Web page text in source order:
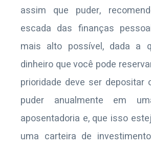
assim que puder,
escada das finanças
mais alto possível, dada a
dinheiro que você pode
prioridade deve ser depositar
puder anualmente em
aposentadoria e, que isso
uma carteira de